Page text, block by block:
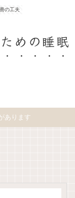
の工夫
めの睡眠
あります